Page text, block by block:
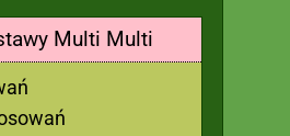
Multi Multi